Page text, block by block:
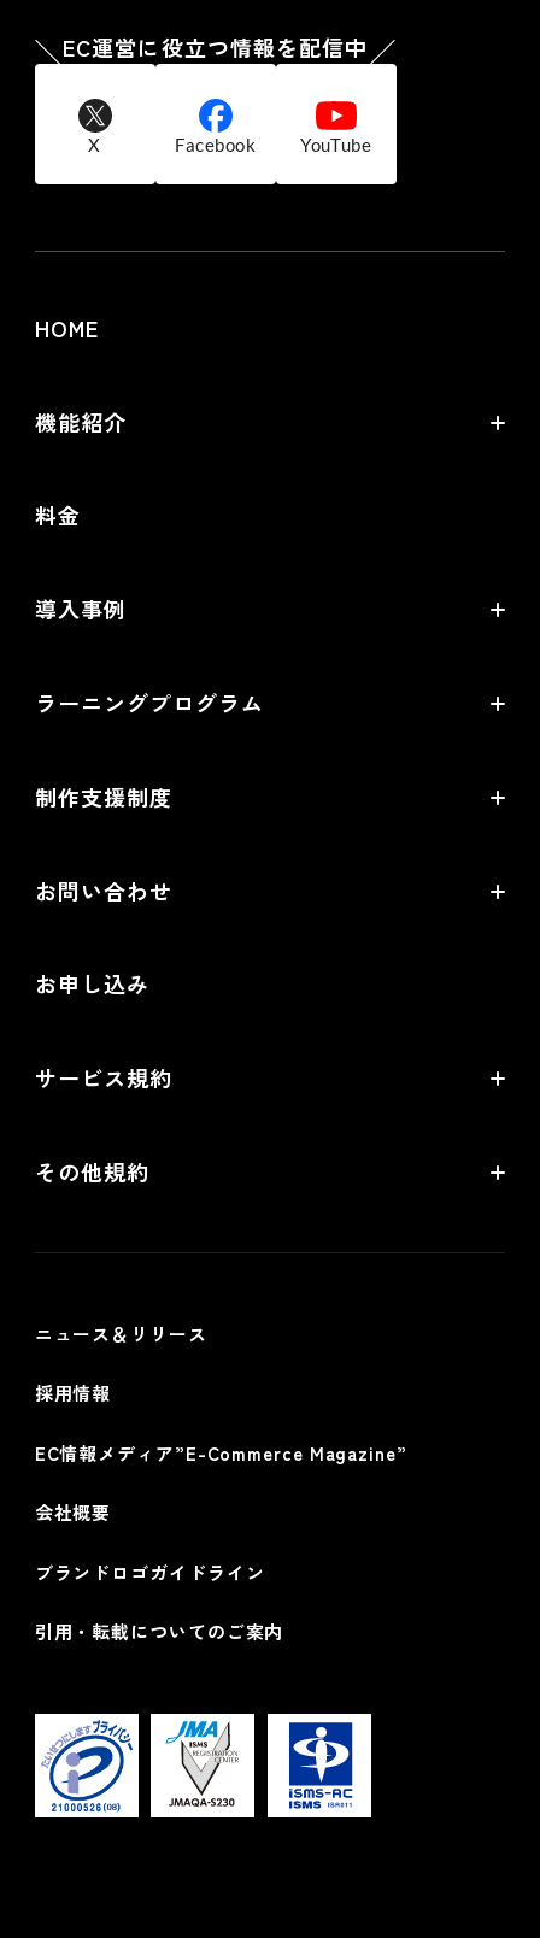
EC運営に役立つ情報を配信中
X Facebook YouTube
HOME
機能紹介
オムニチャネル・OMO
提携サービス一覧
料金
導入事例
導入企業一覧
ラーニングプログラム
オープンセミナー一覧
制作支援制度
EC制作パートナー一覧
お問い合わせ
導入検討Webミーティング
お申し込み
サービス規約
futureshop omni-channelサービス規約
その他規約
ニュース＆リリース
採用情報
EC情報メディア”E-Commerce Magazine”
会社概要
ブランドロゴガイドライン
引用・転載についてのご案内